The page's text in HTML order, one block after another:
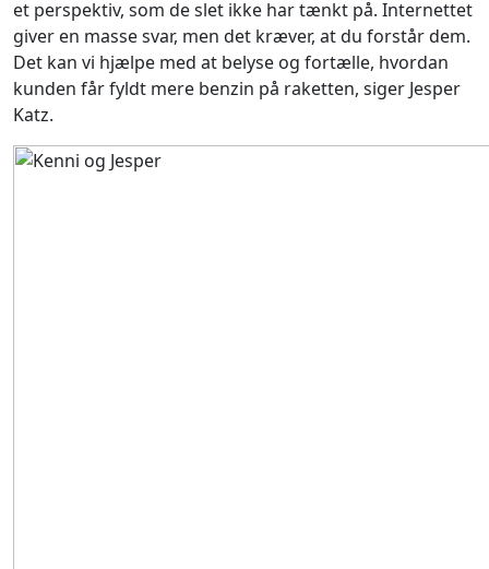
et perspektiv, som de slet ikke har tænkt på. Internettet
giver en masse svar, men det kræver, at du forstår dem.
Det kan vi hjælpe med at belyse og fortælle, hvordan
kunden får fyldt mere benzin på raketten, siger Jesper
Katz.